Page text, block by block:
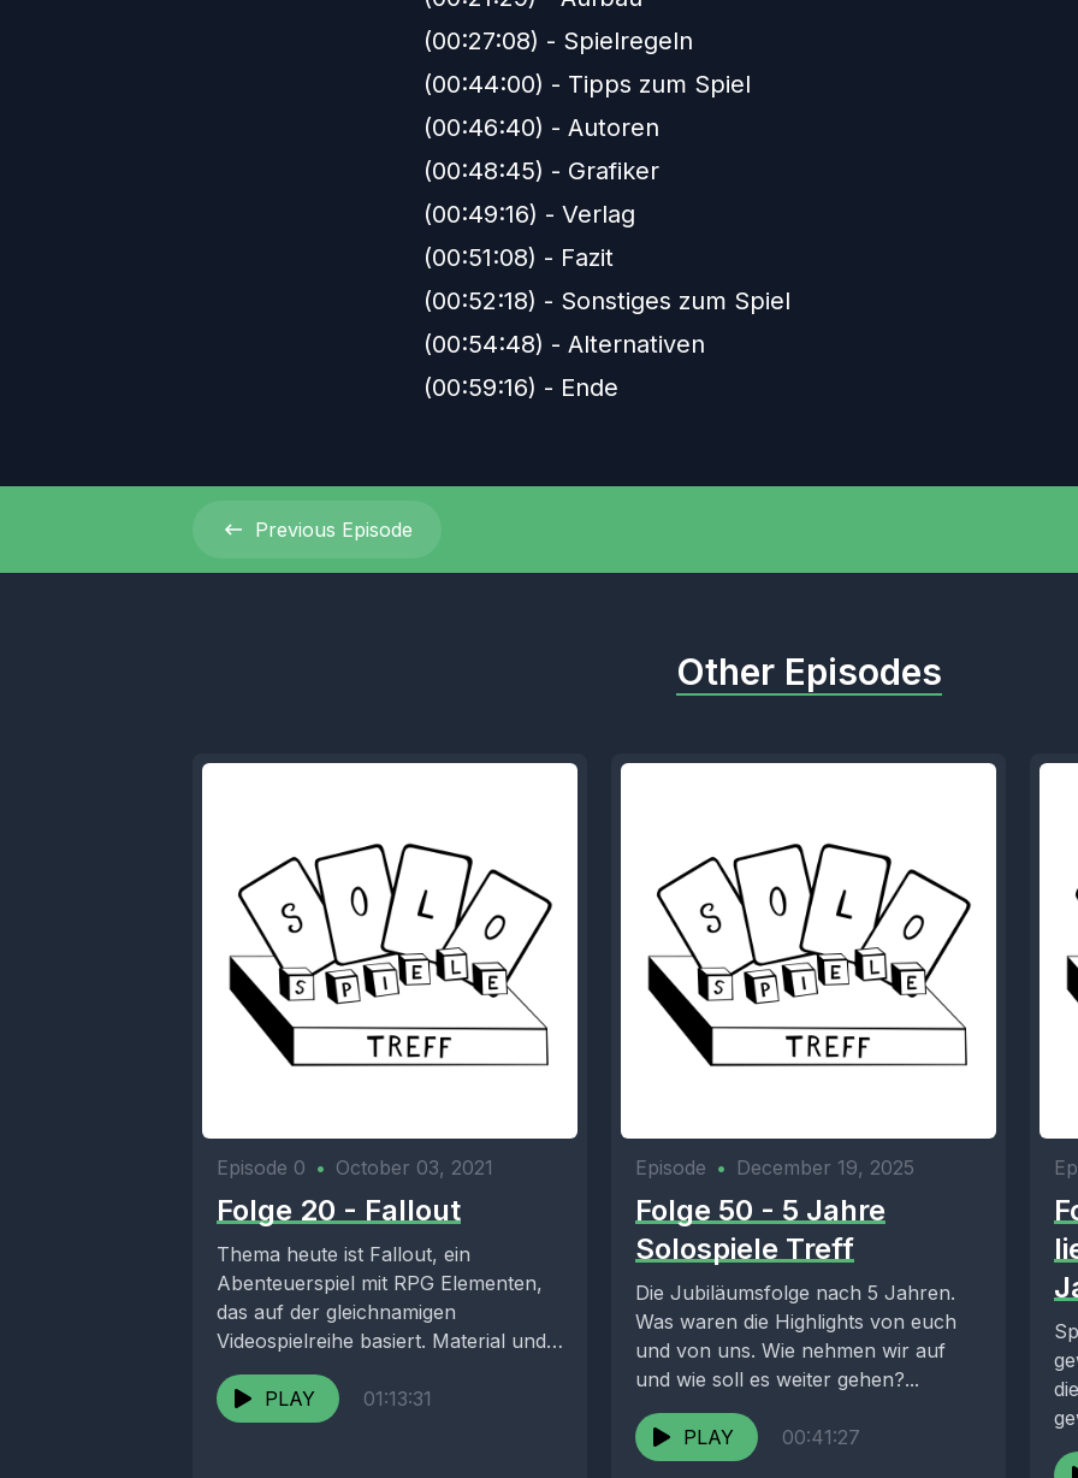
(00:27:08) - Spielregeln
(00:44:00) - Tipps zum Spiel
(00:46:40) - Autoren
(00:48:45) - Grafiker
(00:49:16) - Verlag
(00:51:08) - Fazit
(00:52:18) - Sonstiges zum Spiel
(00:54:48) - Alternativen
(00:59:16) - Ende
Previous Episode
Other Episodes
Episode 0 • October 03, 2021
Folge 20 - Fallout
Thema heute ist Fallout, ein
Abenteuerspiel mit RPG Elementen,
das auf der gleichnamigen
Videospielreihe basiert. Material und
Regeln werden vorgestellt und mit
Beispielen erklärt....
PLAY 01:13:31
Episode • December 19, 2025
Folge 50 - 5 Jahre
Solospiele Treff
Die Jubiläumsfolge nach 5 Jahren.
Was waren die Highlights von euch
und von uns. Wie nehmen wir auf
und wie soll es weiter gehen?...
PLAY 00:41:27